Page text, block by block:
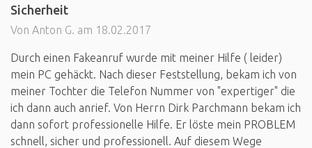
Sicherheit
Von Anton G. am 18.02.2017
Durch einen Fakeanruf wurde mit meiner Hilfe ( leider)
mein PC gehäckt. Nach dieser Feststellung, bekam ich von
meiner Tochter die Telefon Nummer von "expertiger" die
ich dann auch anrief. Von Herrn Dirk Parchmann bekam ich
dann sofort professionelle Hilfe. Er löste mein PROBLEM
schnell, sicher und professionell. Auf diesem Wege